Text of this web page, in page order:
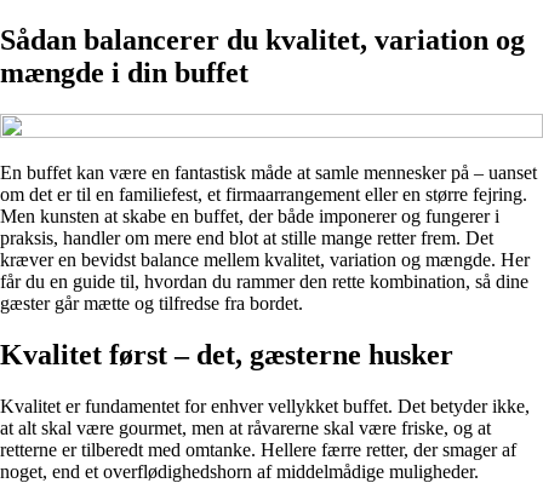
Sådan balancerer du kvalitet, variation og
mængde i din buffet
En buffet kan være en fantastisk måde at samle mennesker på – uanset
om det er til en familiefest, et firmaarrangement eller en større fejring.
Men kunsten at skabe en buffet, der både imponerer og fungerer i
praksis, handler om mere end blot at stille mange retter frem. Det
kræver en bevidst balance mellem kvalitet, variation og mængde. Her
får du en guide til, hvordan du rammer den rette kombination, så dine
gæster går mætte og tilfredse fra bordet.
Kvalitet først – det, gæsterne husker
Kvalitet er fundamentet for enhver vellykket buffet. Det betyder ikke,
at alt skal være gourmet, men at råvarerne skal være friske, og at
retterne er tilberedt med omtanke. Hellere færre retter, der smager af
noget, end et overflødighedshorn af middelmådige muligheder.